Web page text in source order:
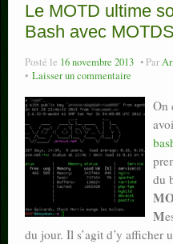
Le MOTD ultime
Bash avec
Posté le 16 novembre 2013 Par
Laisser un commentaire
On
du
M
du jour. Il s’agit d’y afficher